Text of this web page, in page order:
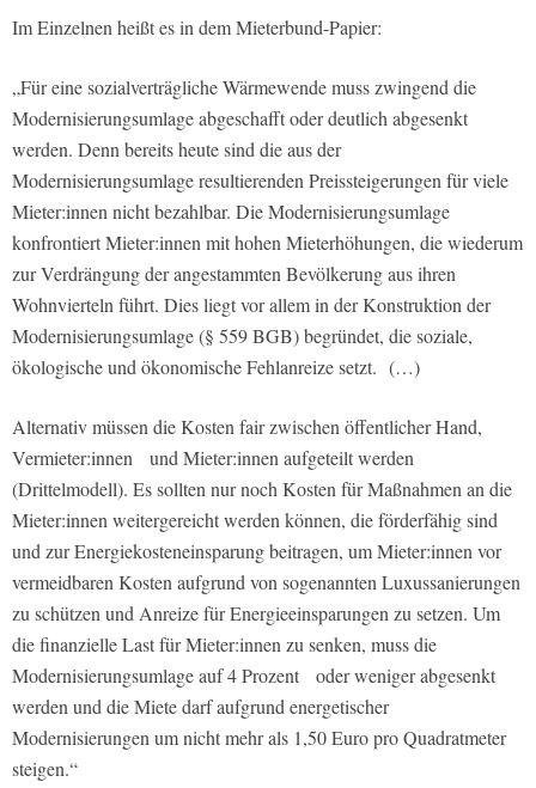
Im Einzelnen heißt es in dem Mieterbund-Papier:
„Für eine sozialverträgliche Wärmewende muss zwingend die
Modernisierungsumlage abgeschafft oder deutlich abgesenkt
werden. Denn bereits heute sind die aus der
Modernisierungsumlage resultierenden Preissteigerungen für viele
Mieter:innen nicht bezahlbar. Die Modernisierungsumlage
konfrontiert Mieter:innen mit hohen Mieterhöhungen, die wiederum
zur Verdrängung der angestammten Bevölkerung aus ihren
Wohnvierteln führt. Dies liegt vor allem in der Konstruktion der
Modernisierungsumlage (§ 559 BGB) begründet, die soziale,
ökologische und ökonomische Fehlanreize setzt. (…)
Alternativ müssen die Kosten fair zwischen öffentlicher Hand,
Vermieter:innen und Mieter:innen aufgeteilt werden
(Drittelmodell). Es sollten nur noch Kosten für Maßnahmen an die
Mieter:innen weitergereicht werden können, die förderfähig sind
und zur Energiekosteneinsparung beitragen, um Mieter:innen vor
vermeidbaren Kosten aufgrund von sogenannten Luxussanierungen
zu schützen und Anreize für Energieeinsparungen zu setzen. Um
die finanzielle Last für Mieter:innen zu senken, muss die
Modernisierungsumlage auf 4 Prozent oder weniger abgesenkt
werden und die Miete darf aufgrund energetischer
Modernisierungen um nicht mehr als 1,50 Euro pro Quadratmeter
steigen.“